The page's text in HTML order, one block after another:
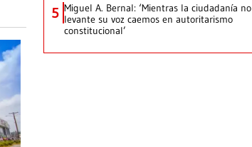
5 Miguel A. Bernal: ‘Mientras la ciudadanía no
levante su voz caemos en autoritarismo
constitucional’